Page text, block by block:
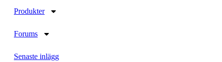
Produkter
Forums
Senaste inlägg